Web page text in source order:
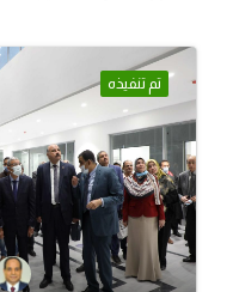
تم تنفيذه